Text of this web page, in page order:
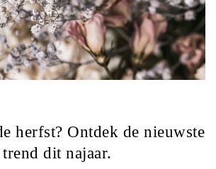
herfst? Ontdek de nieuwste
trend dit najaar.